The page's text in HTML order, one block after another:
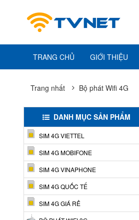
TRANG CHỦ GIỚI THIỆU
Trang nhất Bộ phát Wifi 4G
DANH MỤC SẢN PHẨM
SIM 4G VIETTEL
SIM 4G MOBIFONE
SIM 4G VINAPHONE
SIM 4G QUỐC TẾ
SIM 4G GIÁ RẺ